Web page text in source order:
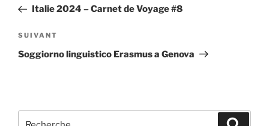
l’article
précédent
Italie 2024 – Carnet de Voyage #8
Article
suivant
SUIVANT
Soggiorno linguistico Erasmus a Genova